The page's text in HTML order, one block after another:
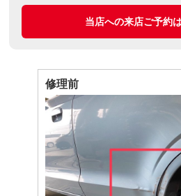
当店への来店ご予約
修理前